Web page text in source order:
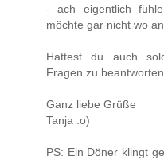
- ach eigentlich
möchte gar nicht wo
Hattest du auch
Fragen zu
Ganz liebe Grüße
Tanja :o)
PS: Ein Döner klingt